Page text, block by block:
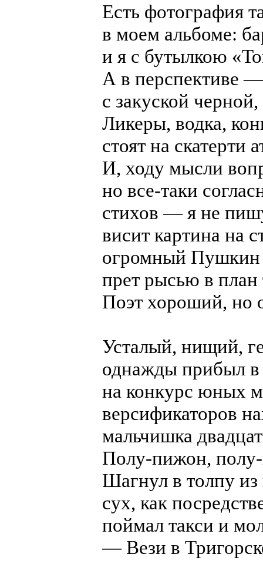
Есть фотография
в моем альбоме:
и я с бутылкою
А в перспективе
с закуской
Ликеры, водка,
стоят на скатерти
И, ходу мысли
но все-таки
стихов — я не
висит картина на
огромный Пушкин
прет рысью в план
Поэт хороший, но
Усталый, нищий,
однажды прибыл в
на конкурс юных
версификаторов
мальчишка
Полу-пижон, полу-
Шагнул в толпу из
сух, как
поймал такси и
— Вези в